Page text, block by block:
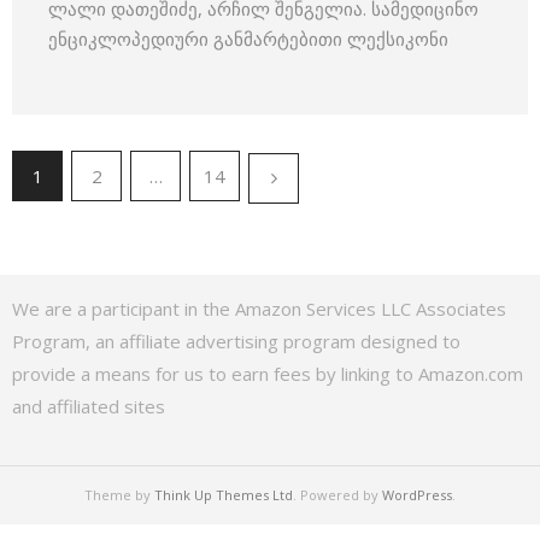
ლალი დათეშიძე, არჩილ შენგელია. სამედიცინო
ენციკლოპედიური განმარტებითი ლექსიკონი
1 2 … 14
We are a participant in the Amazon Services LLC Associates
Program, an affiliate advertising program designed to
provide a means for us to earn fees by linking to Amazon.com
and affiliated sites
Theme by Think Up Themes Ltd. Powered by WordPress.